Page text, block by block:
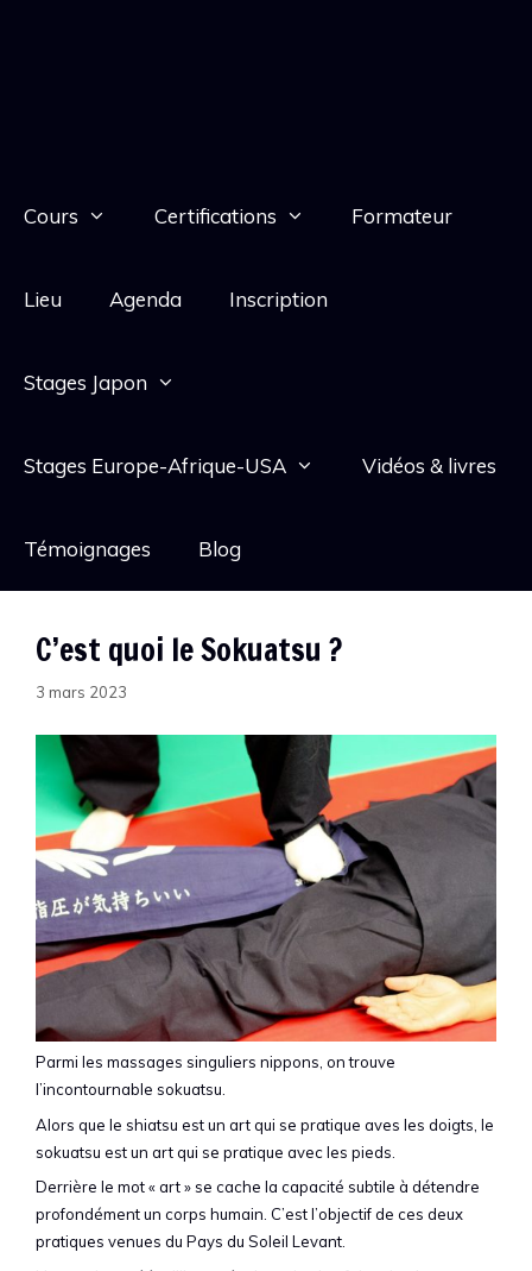
Cours Certifications Formateur
Lieu Agenda Inscription
Stages Japon
Stages Europe-Afrique-USA Vidéos & livres
Témoignages Blog
C’est quoi le Sokuatsu ?
3 mars 2023
Parmi les massages singuliers nippons, on trouve
l’incontournable sokuatsu.
Alors que le shiatsu est un art qui se pratique aves les doigts, le
sokuatsu est un art qui se pratique avec les pieds.
Derrière le mot « art » se cache la capacité subtile à détendre
profondément un corps humain. C’est l’objectif de ces deux
pratiques venues du Pays du Soleil Levant.